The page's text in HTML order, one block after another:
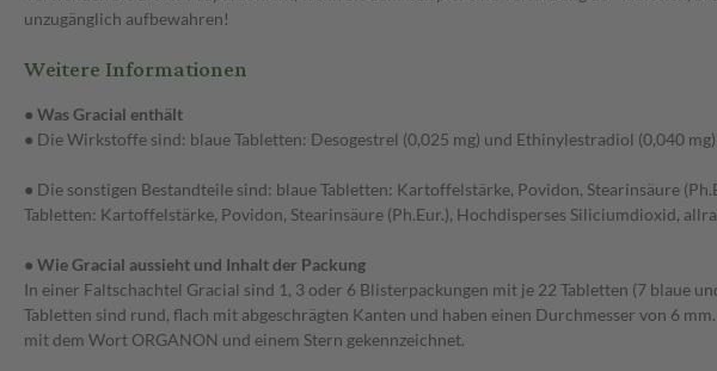
unzugänglich aufbewahren!
Weitere Informationen
● Was Gracial enthält
● Die Wirkstoffe sind: blaue Tabletten: Desogestrel (0,025 mg) und Ethinylestradiol (0,040
● Die sonstigen Bestandteile sind: blaue Tabletten: Kartoffelstärke, Povidon, Stearinsäure
Tabletten: Kartoffelstärke, Povidon, Stearinsäure (Ph.Eur.), Hochdisperses Siliciumdioxid,
● Wie Gracial aussieht und Inhalt der Packung
In einer Faltschachtel Gracial sind 1, 3 oder 6 Blisterpackungen mit je 22 Tabletten (7 blaue
Tabletten sind rund, flach mit abgeschrägten Kanten und haben einen Durchmesser von 6
mit dem Wort ORGANON und einem Stern gekennzeichnet.